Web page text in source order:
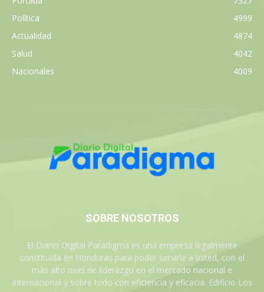
Política
4999
Actualidad
4874
Salud
4042
Nacionales
4009
SOBRE NOSOTROS
El Diario Digital Paradigma es una empresa legalmente
constituida en Honduras para poder servirle a usted, con el
más alto nivel de liderazgo en el mercado nacional e
internacional y sobre todo con eficiencia y eficacia. Edificio Los